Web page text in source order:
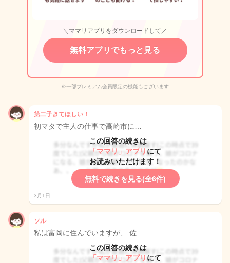
＼ママリアプリをダウンロードして／
無料アプリでもっと見る
※一部プレミアム会員限定の機能もございます
第二子きてほしい！
初マタで主人の仕事で高崎市に…
この回答の続きは
「ママリ」アプリ にて
お読みいただけます！
無料で続きを見る(全6件)
3月1日
ソル
私は富岡に住んでいますが、 佐…
この回答の続きは
「ママリ」アプリ にて